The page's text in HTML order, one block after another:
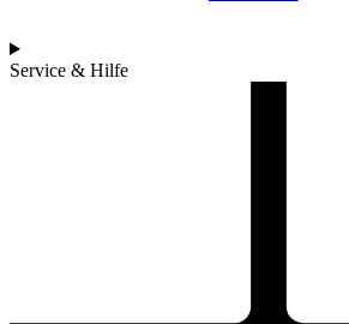
Service & Hilfe